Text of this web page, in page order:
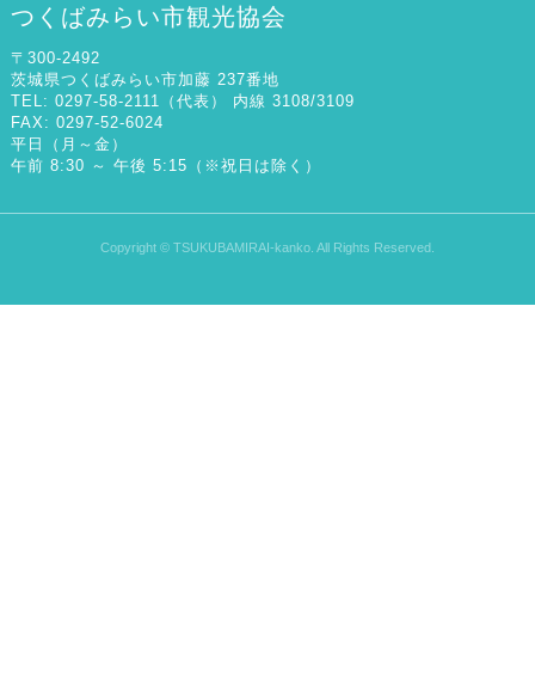
つくばみらい市観光協会
〒300-2492
茨城県つくばみらい市加藤 237番地
TEL: 0297-58-2111（代表） 内線 3108/3109
FAX: 0297-52-6024
平日（月～金）
午前 8:30 ～ 午後 5:15（※祝日は除く）
Copyright © TSUKUBAMIRAI-kanko. All Rights Reserved.